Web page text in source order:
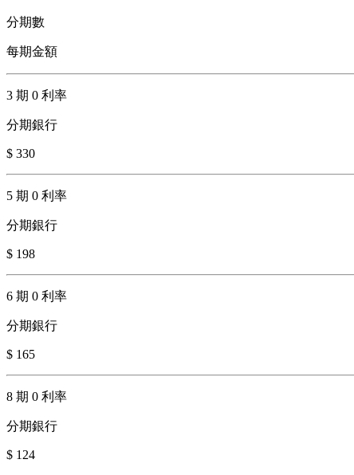
分期數
每期金額
3 期 0 利率
分期銀行
$ 330
5 期 0 利率
分期銀行
$ 198
6 期 0 利率
分期銀行
$ 165
8 期 0 利率
分期銀行
$ 124